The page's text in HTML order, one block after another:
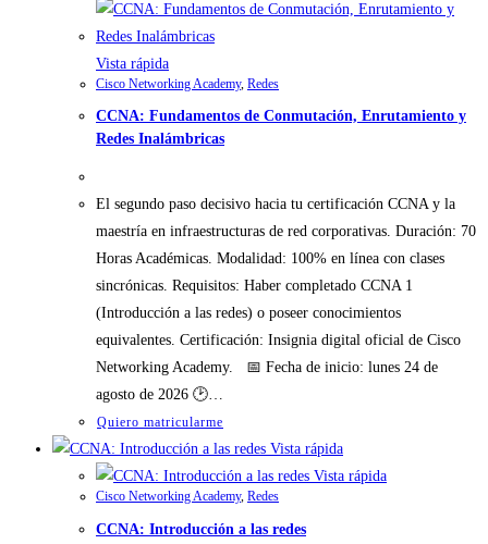
Vista rápida
Cisco Networking Academy, Redes
CCNA: Fundamentos de Conmutación, Enrutamiento y
Redes Inalámbricas
El segundo paso decisivo hacia tu certificación CCNA y la
maestría en infraestructuras de red corporativas. Duración: 70
Horas Académicas. Modalidad: 100% en línea con clases
sincrónicas. Requisitos: Haber completado CCNA 1
(Introducción a las redes) o poseer conocimientos
equivalentes. Certificación: Insignia digital oficial de Cisco
Networking Academy. 📅 Fecha de inicio: lunes 24 de
agosto de 2026 🕑…
Quiero matricularme
Vista rápida
Vista rápida
Cisco Networking Academy, Redes
CCNA: Introducción a las redes